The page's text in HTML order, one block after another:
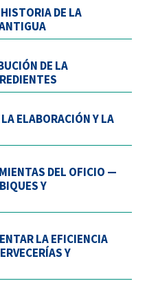
DE LA
DE LA
ELABORACIÓN Y LA
DEL OFICIO —
Y
LA EFICIENCIA
Y